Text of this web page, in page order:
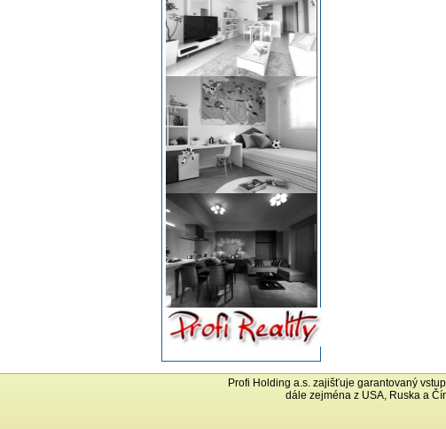
Profi Holding a.s. zajišťuje garantovaný
dále zejména z USA, Ruska a